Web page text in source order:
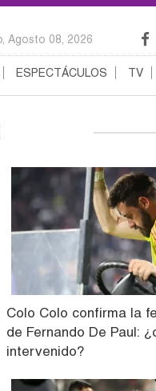
Agosto 08, 2026
ESPECTÁCULOS TV
Colo Colo confirma la
de Fernando De Paul:
intervenido?